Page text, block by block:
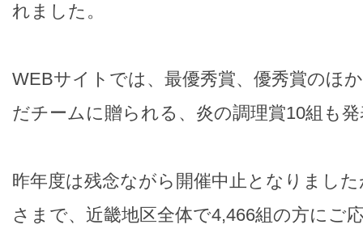
れました。
WEBサイトでは、最優秀賞、優秀賞のほ
だチームに贈られる、炎の調理賞10組も
昨年度は残念ながら開催中止となりまし
さまで、近畿地区全体で4,466組の方にご